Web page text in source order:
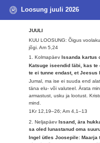
Loosung juuli 2026
JUULI
KUU LOOSUNG: Õigus
jõgi.Am 5,24
1. KolmapäevIssanda kartus
Katsuge iseendid läbi, kas te
te ei tunne endast, et
Jumal, ma ise ei suuda end
täna elu- või valuteel. Ärata
armastust, usku ja lootust.
mind.
1Kr 12,19–26; Am 4,1–13
2. NeljapäevIssand, ära
sa oled lunastanud oma
Ingel ütles Joosepile: Maarja